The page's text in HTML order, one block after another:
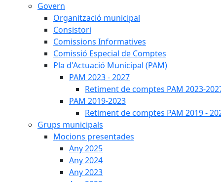
Govern
Organització municipal
Consistori
Comissions Informatives
Comissió Especial de Comptes
Pla d'Actuació Municipal (PAM)
PAM 2023 - 2027
Retiment de comptes PAM 2023-
PAM 2019-2023
Retiment de comptes PAM 2019 -
Grups municipals
Mocions presentades
Any 2025
Any 2024
Any 2023